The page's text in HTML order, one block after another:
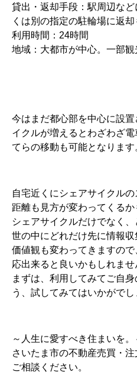
貸出・返却手段：駅周辺な
くは別の指定の駐輪場に返却
利用時間：24時間
地域：大都市が中心。一部観
今はまだ都心部を中心に設
イクルが増えるとわざわざ
てらの移動も可能となります
自宅近くにシェアサイクル
距離も見方が変わってくるか
シェアサイクルだけでなく
世の中にどれだけ先に情報
価値観も変わってきますの
応出来ると良いかもしれませ
まずは、利用してみてご自
う、試してみてはいかがでし
～人生に愛すべき住まいを。
さいたま市の不動産売買・
ご相談ください。